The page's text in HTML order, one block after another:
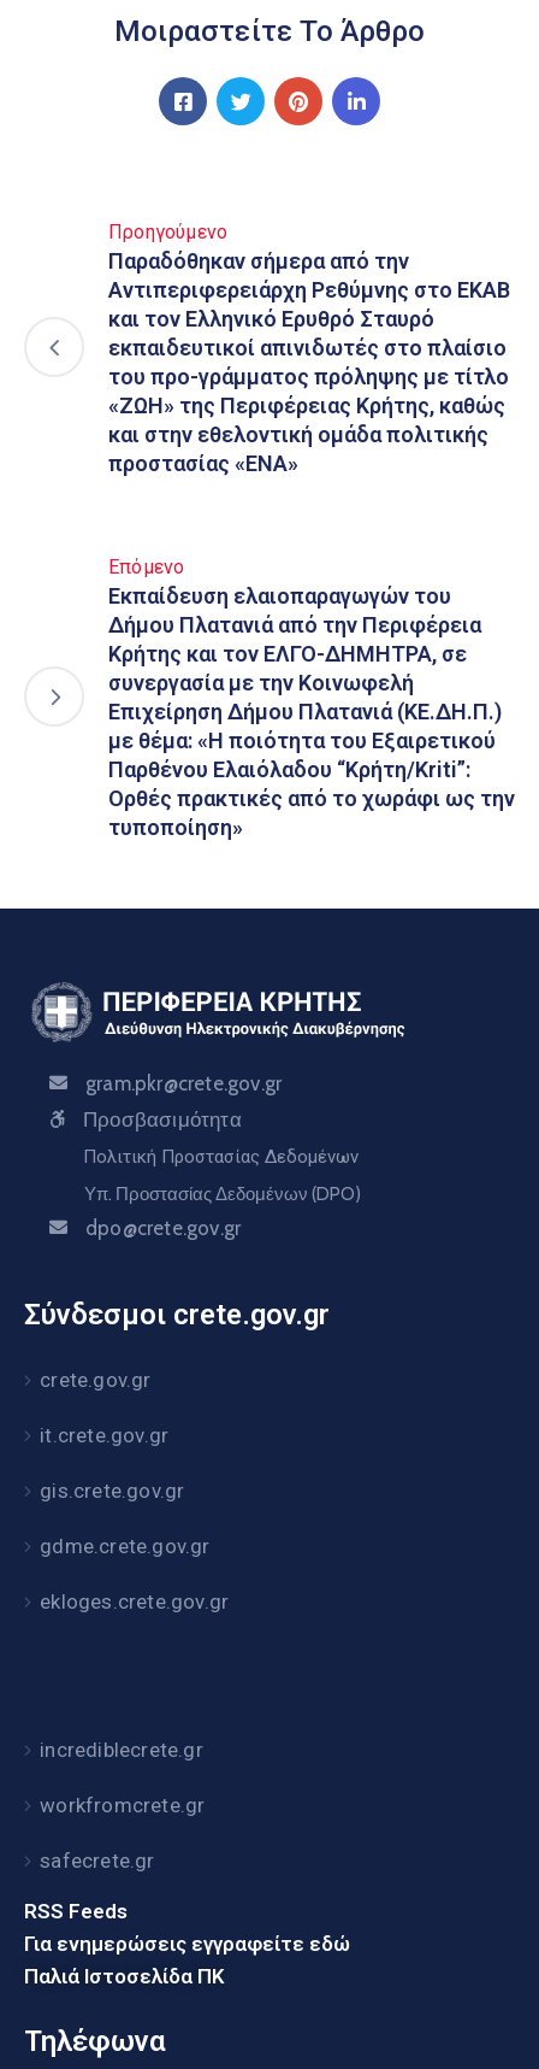
Μοιραστείτε Το Άρθρο
Προηγούμενο
Παραδόθηκαν σήμερα από την
Αντιπεριφερειάρχη Ρεθύμνης στο ΕΚΑΒ
και τον Ελληνικό Ερυθρό Σταυρό
εκπαιδευτικοί απινιδωτές στο πλαίσιο
του προ-γράμματος πρόληψης με τίτλο
«ΖΩΗ» της Περιφέρειας Κρήτης, καθώς
και στην εθελοντική ομάδα πολιτικής
προστασίας «ΕΝΑ»
Επόμενο
Εκπαίδευση ελαιοπαραγωγών του
Δήμου Πλατανιά από την Περιφέρεια
Κρήτης και τον ΕΛΓΟ-ΔΗΜΗΤΡΑ, σε
συνεργασία με την Κοινωφελή
Επιχείρηση Δήμου Πλατανιά (ΚΕ.ΔΗ.Π.)
με θέμα: «Η ποιότητα του Εξαιρετικού
Παρθένου Ελαιόλαδου “Κρήτη/Kriti”:
Ορθές πρακτικές από το χωράφι ως την
τυποποίηση»
gram.pkr@crete.gov.gr
Προσβασιμότητα
Πολιτική Προστασίας Δεδομένων
Υπ. Προστασίας Δεδομένων (DPO)
dpo@crete.gov.gr
Σύνδεσμοι crete.gov.gr
crete.gov.gr
it.crete.gov.gr
gis.crete.gov.gr
gdme.crete.gov.gr
ekloges.crete.gov.gr
incrediblecrete.gr
workfromcrete.gr
safecrete.gr
RSS Feeds
Για ενημερώσεις εγγραφείτε εδώ
Παλιά Ιστοσελίδα ΠΚ
Τηλέφωνα